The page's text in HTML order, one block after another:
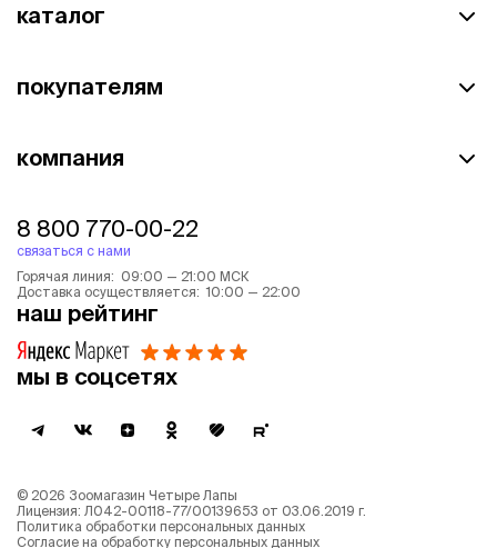
каталог
покупателям
компания
8 800 770-00-22
связаться с нами
Горячая линия: 09:00 — 21:00 МСК
Доставка осуществляется: 10:00 — 22:00
наш рейтинг
мы в соцсетях
© 2026 Зоомагазин Четыре Лапы
Лицензия: Л042-00118-77/00139653 от 03.06.2019 г.
Политика обработки персональных данных
Согласие на обработку персональных данных